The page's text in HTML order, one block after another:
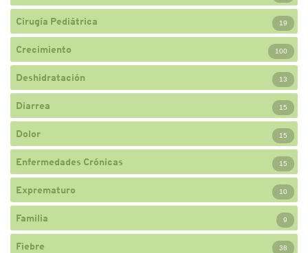
Cirugía Pediátrica 19
Crecimiento 100
Deshidratación 13
Diarrea 15
Dolor 15
Enfermedades Crónicas 15
Exprematuro 10
Familia 9
Fiebre 38